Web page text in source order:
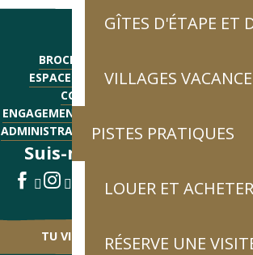
GÎTES D'ÉTAPE ET
VILLAGES
PISTES PRATIQUES
LOUER ET
RÉSERVE UNE
BROCHURES
ESPACE PRESSE
CGV
ENGAGEMENTS QUALITÉ
ADMINISTRATIF - EMPLOI
Suis-nous !
TU VIENS ?